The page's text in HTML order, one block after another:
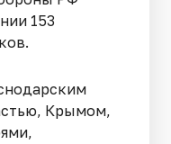
153
Крымом,